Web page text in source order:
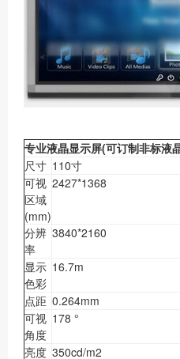
专业液晶显示屏(可订制非标液
尺寸 110寸
可视
区域
(mm)
2427*1368
分辨
率
3840*2160
显示
色彩
16.7m
点距 0.264mm
可视
角度
178 °
亮度 350cd/m2